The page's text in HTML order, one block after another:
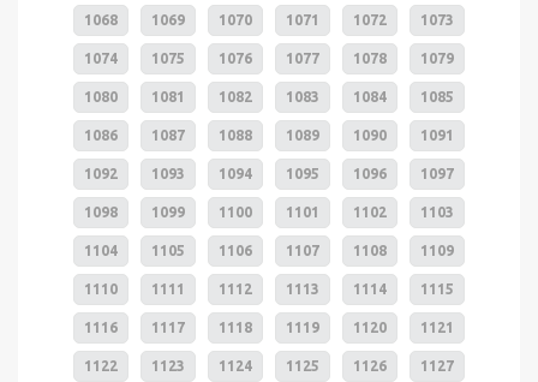
1068 1069 1070 1071 1072 1073
1074 1075 1076 1077 1078 1079
1080 1081 1082 1083 1084 1085
1086 1087 1088 1089 1090 1091
1092 1093 1094 1095 1096 1097
1098 1099 1100 1101 1102 1103
1104 1105 1106 1107 1108 1109
1110 1111 1112 1113 1114 1115
1116 1117 1118 1119 1120 1121
1122 1123 1124 1125 1126 1127